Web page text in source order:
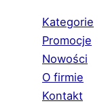
Kategorie
Promocje
Nowości
O firmie
Kontakt